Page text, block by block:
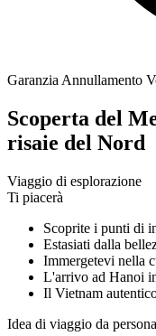
Garanzia Annullamento
Scoperta del
risaie del Nord
Viaggio di esplorazione
Ti piacerà
Scoprite i punti di
Estasiati dalla
Immergetevi nella
L'arrivo ad Hanoi
Il Vietnam
Idea di viaggio da